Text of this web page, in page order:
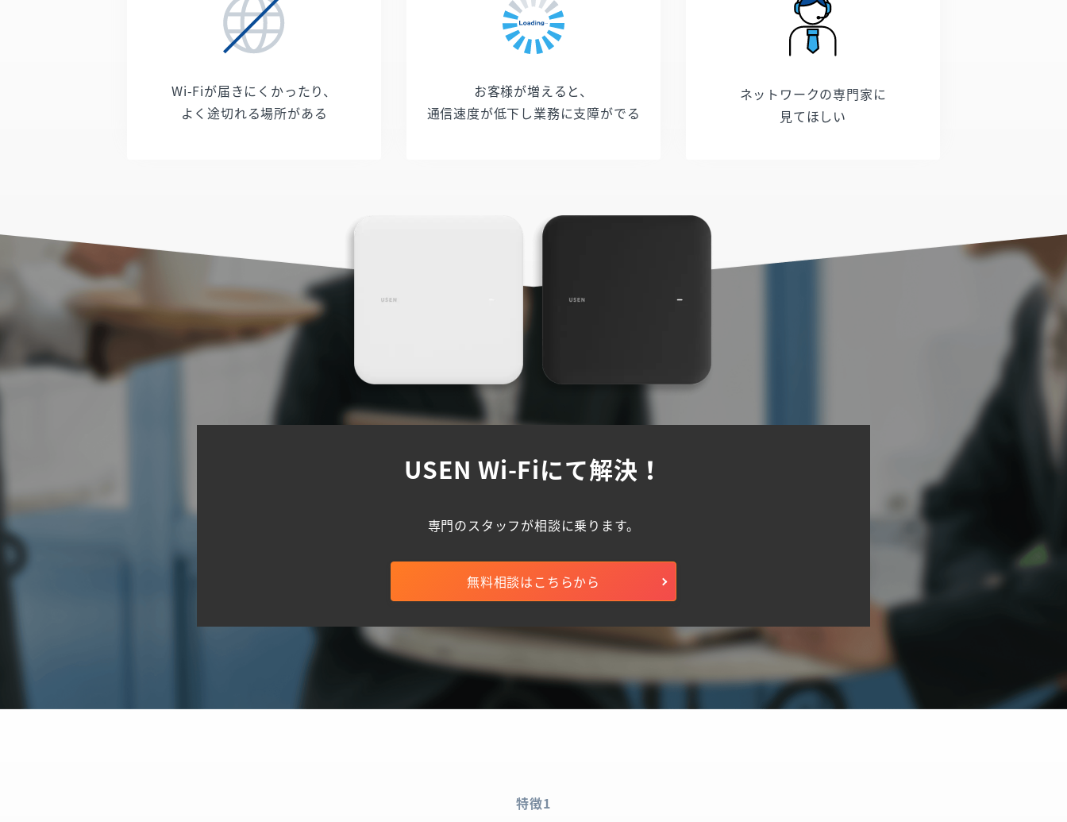
Wi-Fiが届きにくかったり、
よく途切れる場所がある​
お客様が増えると、
通信速度が低下し業務に支障がでる​​
ネットワークの専門家に
見てほしい​
USEN Wi-Fiにて解決！​
専門のスタッフが相談に乗ります。
無料相談はこちらから
特徴1